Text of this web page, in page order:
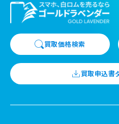
買取価格検索
買取申込書